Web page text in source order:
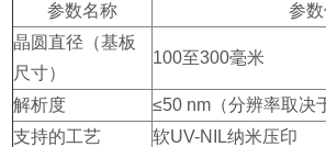
参数名称
参
晶圆直径（基板
尺寸）
100至300毫米
解析度
≤50 nm（分辨率取决
支持的工艺
软UV-NIL纳米压印